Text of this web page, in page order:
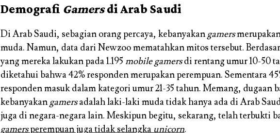
Demografi Gamersdi Arab Saudi
Di Arab Saudi, sebagian orang percaya, kebanyakan gamers
muda. Namun, data dari Newzoo mematahkan mitos tersebut.
yang mereka lakukan pada 1.195 mobile gamersdi rentang umur 10-50
diketahui bahwa 42% responden merupakan perempuan. Sementara
responden masuk dalam kategori umur 21-35 tahun. Memang, dugaan
kebanyakan gamersadalah laki-laki muda tidak hanya ada di Arab
juga di negara-negara lain. Meskipun begitu, sekarang, telah terbukti
gamersperempuan juga tidak selangka unicorn.